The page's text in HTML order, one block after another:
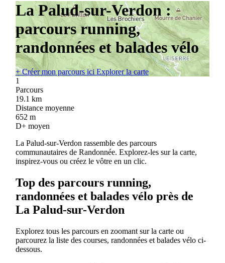
La Palud-sur-Verdon :
parcours running,
randonnées et balades vélo
+Créer mon parcours ici Explorer la carte
1
Parcours
19.1 km
Distance moyenne
652 m
D+ moyen
La Palud-sur-Verdon rassemble des parcours
communautaires de Randonnée. Explorez-les sur la carte,
inspirez-vous ou créez le vôtre en un clic.
Top des parcours running,
randonnées et balades vélo près de
La Palud-sur-Verdon
Explorez tous les parcours en zoomant sur la carte ou
parcourez la liste des courses, randonnées et balades vélo ci-
dessous.